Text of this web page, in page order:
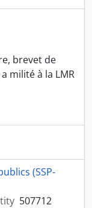
brevet de
milité à la LMR
(SSP-
507712